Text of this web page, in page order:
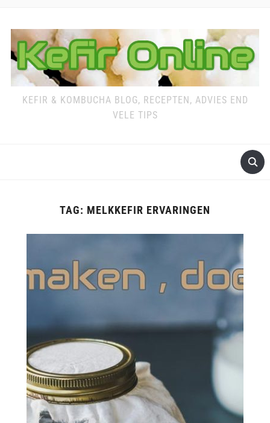
KEFIR & KOMBUCHA BLOG, RECEPTEN, ADVIES END
VELE TIPS
TAG: MELKKEFIR ERVARINGEN